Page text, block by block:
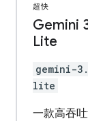
超快
Gemini
Lite
gemini-
lite
一款高吞